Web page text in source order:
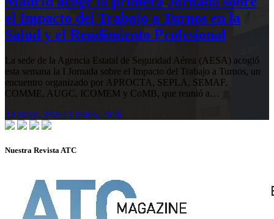
el Impacto del Trabajo a Turnos en la
Salud y el Rendimiento Profesional
La sede de la Agencia Estatal de Seguridad Aérea (AESA) acogió
esta semana la I Jornada sobre el Impacto del Trabajo a Turnos, un
encuentro organizado por APROCTA, SEPLA, SEMAF,
COMME, AUGC, ICOMEM y CoMB, que reunió a…
13 mayo, 202613 mayo, 2026
Nuestra Revista ATC